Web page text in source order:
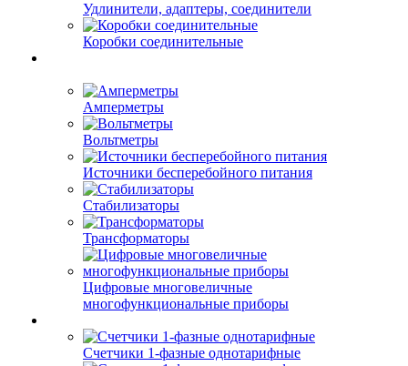
Удлинители, адаптеры, соединители
Коробки соединительные
Амперметры
Вольтметры
Источники бесперебойного питания
Стабилизаторы
Трансформаторы
Цифровые многовеличные
многофункциональные приборы
Счетчики 1-фазные однотарифные